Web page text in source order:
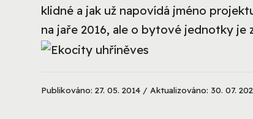
klidné a jak už napovídá jméno
na jaře 2016, ale o bytové jednotky je
Publikováno: 27. 05. 2014 / Aktualizováno: 30. 07.